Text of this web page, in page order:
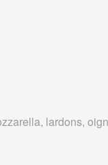
lardons,